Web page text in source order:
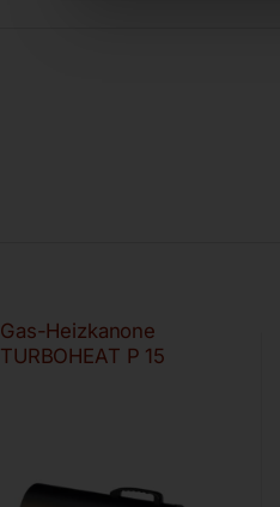
Gas-Heizkanone
TURBOHEAT P 15